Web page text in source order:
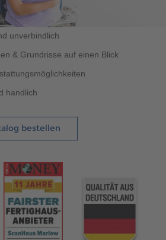
unverbindlich
& Grundrisse auf einen Blick
handlich
bestellen